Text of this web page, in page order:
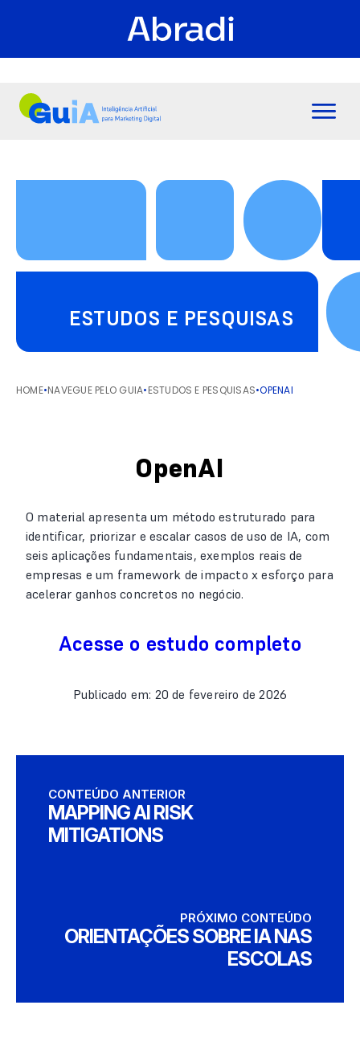
ESTUDOS E PESQUISAS
HOME•NAVEGUE PELO GUIA•ESTUDOS E PESQUISAS•OPENAI
OpenAI
O material apresenta um método estruturado para
identificar, priorizar e escalar casos de uso de IA, com
seis aplicações fundamentais, exemplos reais de
empresas e um framework de impacto x esforço para
acelerar ganhos concretos no negócio.
Acesse o estudo completo
Publicado em: 20 de fevereiro de 2026
CONTEÚDO ANTERIOR
MAPPING AI RISK
MITIGATIONS
PRÓXIMO CONTEÚDO
ORIENTAÇÕES SOBRE IA NAS
ESCOLAS